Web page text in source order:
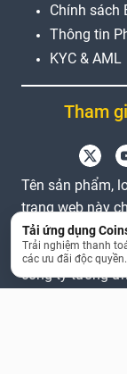
Chính sách
Thông tin
KYC & AML
Tham
Tên sản phẩm,
trang web này
các nhãn hiệu
chủ sở hữu
công ty tương
Tải ứng dụng
Trải nghiệm thanh
các ưu đãi độc quyền.